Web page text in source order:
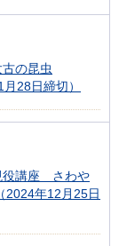
の昆虫
月28日締切）
役講座 さわや
（2024年12月25日